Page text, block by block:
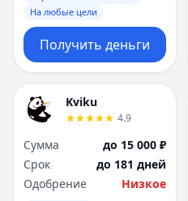
На любые цели
Получить деньги
Kviku
4.9
Сумма
до 15 000 ₽
Срок
до 181 дней
Одобрение
Низкое